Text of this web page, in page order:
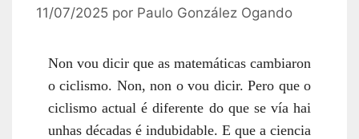
11/07/2025 por Paulo González Ogando
Non vou dicir que as matemáticas cambiaron
o ciclismo. Non, non o vou dicir. Pero que o
ciclismo actual é diferente do que se vía hai
unhas décadas é indubidable. E que a ciencia